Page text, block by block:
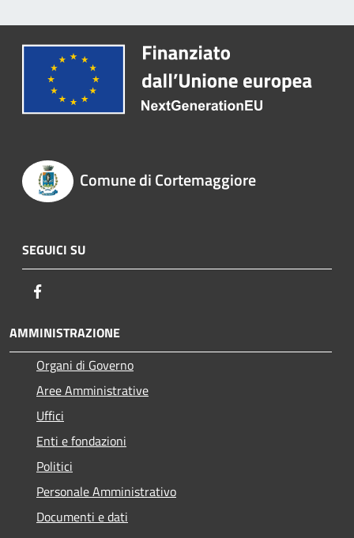
Comune di Cortemaggiore
SEGUICI SU
AMMINISTRAZIONE
Organi di Governo
Aree Amministrative
Uffici
Enti e fondazioni
Politici
Personale Amministrativo
Documenti e dati